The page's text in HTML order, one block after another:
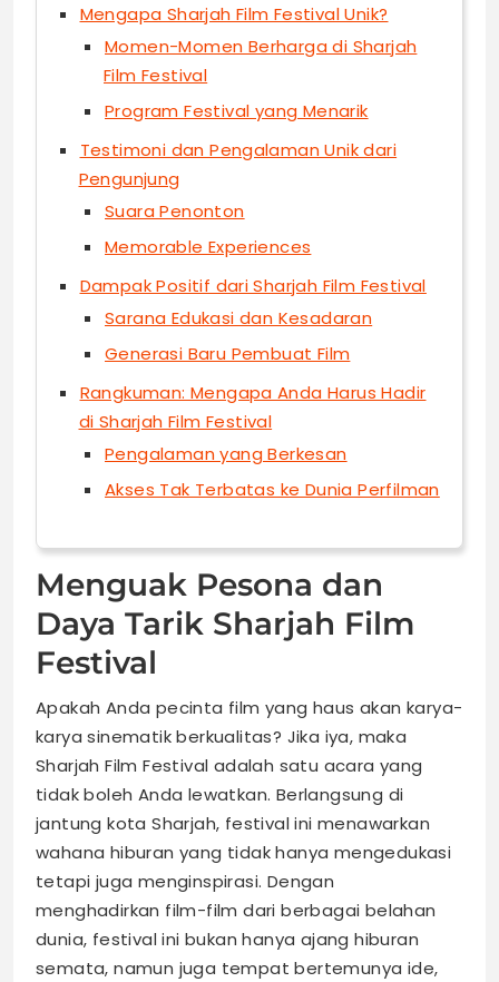
Mengapa Sharjah Film Festival Unik?
Momen-Momen Berharga di Sharjah
Film Festival
Program Festival yang Menarik
Testimoni dan Pengalaman Unik dari
Pengunjung
Suara Penonton
Memorable Experiences
Dampak Positif dari Sharjah Film Festival
Sarana Edukasi dan Kesadaran
Generasi Baru Pembuat Film
Rangkuman: Mengapa Anda Harus Hadir
di Sharjah Film Festival
Pengalaman yang Berkesan
Akses Tak Terbatas ke Dunia Perfilman
Menguak Pesona dan
Daya Tarik Sharjah Film
Festival
Apakah Anda pecinta film yang haus akan karya-
karya sinematik berkualitas? Jika iya, maka
Sharjah Film Festival adalah satu acara yang
tidak boleh Anda lewatkan. Berlangsung di
jantung kota Sharjah, festival ini menawarkan
wahana hiburan yang tidak hanya mengedukasi
tetapi juga menginspirasi. Dengan
menghadirkan film-film dari berbagai belahan
dunia, festival ini bukan hanya ajang hiburan
semata, namun juga tempat bertemunya ide,